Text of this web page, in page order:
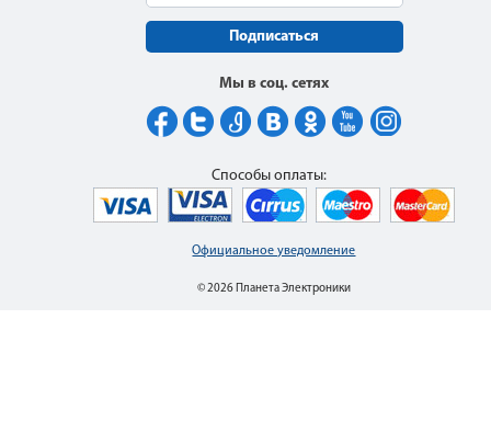
Подписаться
Мы в соц. сетях
Официальное уведомление
© 2026 Планета Электроники
Способы оплаты: